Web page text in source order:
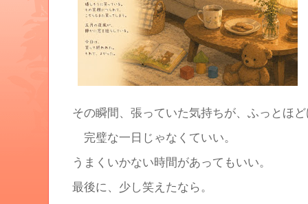
その瞬間、張っていた気持ちが、ふっとほ
完璧な一日じゃなくていい。
うまくいかない時間があってもいい。
最後に、少し笑えたなら。